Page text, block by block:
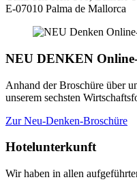
E-07010 Palma de Mallorca
NEU DENKEN
Anhand der Broschüre über
unserem sechsten
Zur Neu-Denken-Broschüre
Hotelunterkunft
Wir haben in allen